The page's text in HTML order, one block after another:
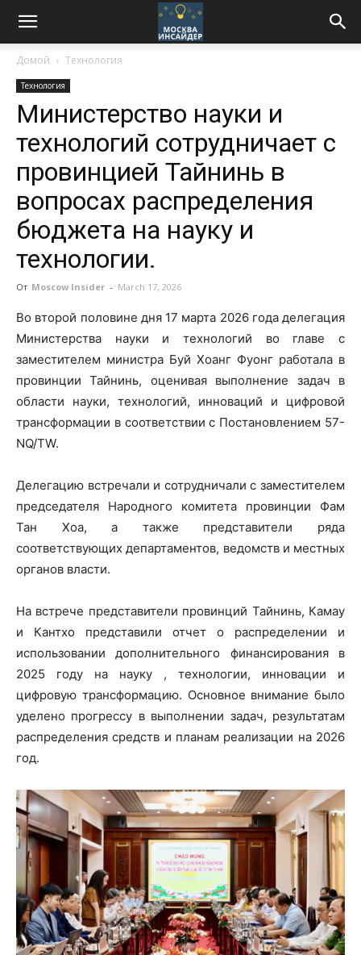
Домой Технология
Технология
Министерство науки и
технологий сотрудничает с
провинцией Тайнинь в
вопросах распределения
бюджета на науку и
технологии.
От Moscow Insider - March 17, 2026
Во второй половине дня 17 марта 2026 года делегация
Министерства науки и технологий во главе с
заместителем министра Буй Хоанг Фуонг работала в
провинции Тайнинь, оценивая выполнение задач в
области науки, технологий, инноваций и цифровой
трансформации в соответствии с Постановлением 57-
NQ/TW.
Делегацию встречали и сотрудничали с заместителем
председателя Народного комитета провинции Фам
Тан Хоа, а также представители ряда
соответствующих департаментов, ведомств и местных
органов власти.
На встрече представители провинций Тайнинь, Камау
и Кантхо представили отчет о распределении и
использовании дополнительного финансирования в
2025 году на науку , технологии, инновации и
цифровую трансформацию. Основное внимание было
уделено прогрессу в выполнении задач, результатам
распределения средств и планам реализации на 2026
год.